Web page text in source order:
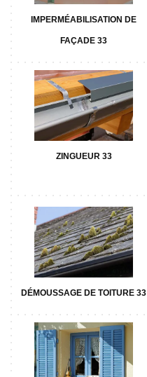
IMPERMÉABILISATION DE
FAÇADE 33
ZINGUEUR 33
DÉMOUSSAGE DE TOITURE 33